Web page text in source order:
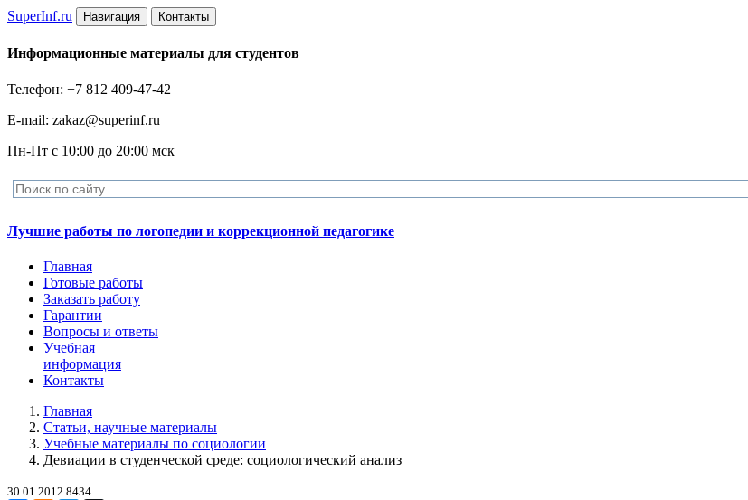
SuperInf.ru Навигация Контакты
Информационные материалы для студентов
Телефон: +7 812 409-47-42
E-mail: zakaz@superinf.ru
Пн-Пт с 10:00 до 20:00 мск
Лучшие работы по логопедии и коррекционной педагогике
Главная
Готовые работы
Заказать работу
Гарантии
Вопросы и ответы
Учебная
информация
Контакты
Главная
Статьи, научные материалы
Учебные материалы по социологии
Девиации в студенческой среде: социологический анализ
30.01.2012 8434